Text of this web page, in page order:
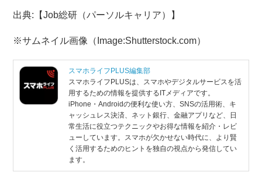
出典:【Job総研（パーソルキャリア）】
※サムネイル画像（Image:Shutterstock.com）
スマホライフPLUS編集部
スマホライフPLUSは、スマホやデジタルサービスを活
用するための情報を提供するITメディアです。
iPhone・Androidの便利な使い方、SNSの活用術、キ
ャッシュレス決済、ネット銀行、金融アプリなど、日
常生活に役立つテクニックやお得な情報を紹介・レビ
ューしています。スマホが欠かせない時代に、より賢
く活用するためのヒントを独自の視点から発信してい
ます。